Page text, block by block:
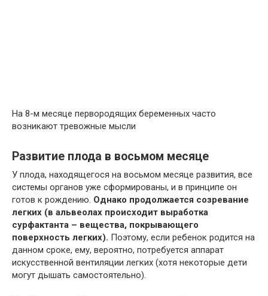
На 8-м месяце первородящих беременных часто
возникают тревожные мысли
Развитие плода в восьмом месяце
У плода, находящегося на восьмом месяце развития, все
системы органов уже сформированы, и в принципе он
готов к рождению. Однако продолжается созревание
легких (в альвеолах происходит выработка
сурфактанта – вещества, покрывающего
поверхность легких). Поэтому, если ребенок родится на
данном сроке, ему, вероятно, потребуется аппарат
искусственной вентиляции легких (хотя некоторые дети
могут дышать самостоятельно).